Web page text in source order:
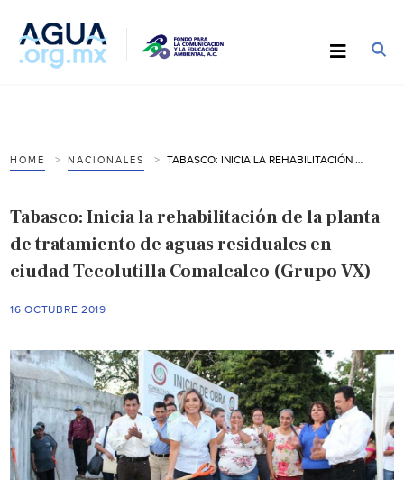
HOME NACIONALES
Tabasco: Inicia la rehabilitación de la planta
de tratamiento de aguas residuales en
ciudad Tecolutilla Comalcalco (Grupo VX)
16 OCTUBRE 2019